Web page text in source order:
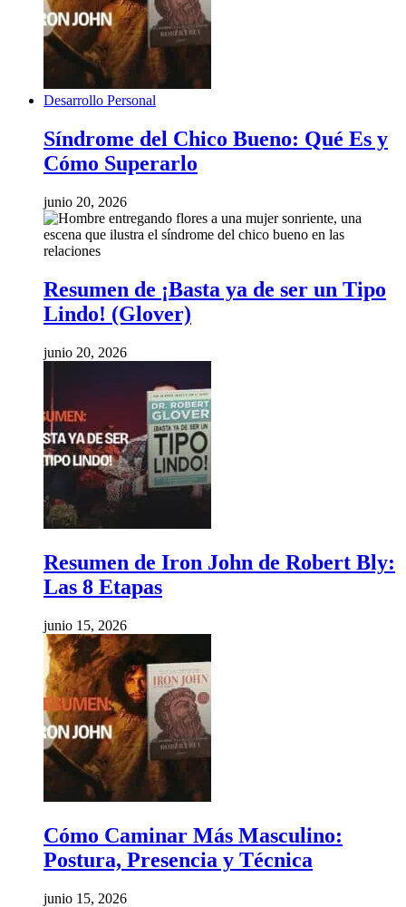
Desarrollo Personal
Síndrome del Chico Bueno: Qué Es y
Cómo Superarlo
junio 20, 2026
Resumen de ¡Basta ya de ser un Tipo
Lindo! (Glover)
junio 20, 2026
Resumen de Iron John de Robert Bly:
Las 8 Etapas
junio 15, 2026
Cómo Caminar Más Masculino:
Postura, Presencia y Técnica
junio 15, 2026